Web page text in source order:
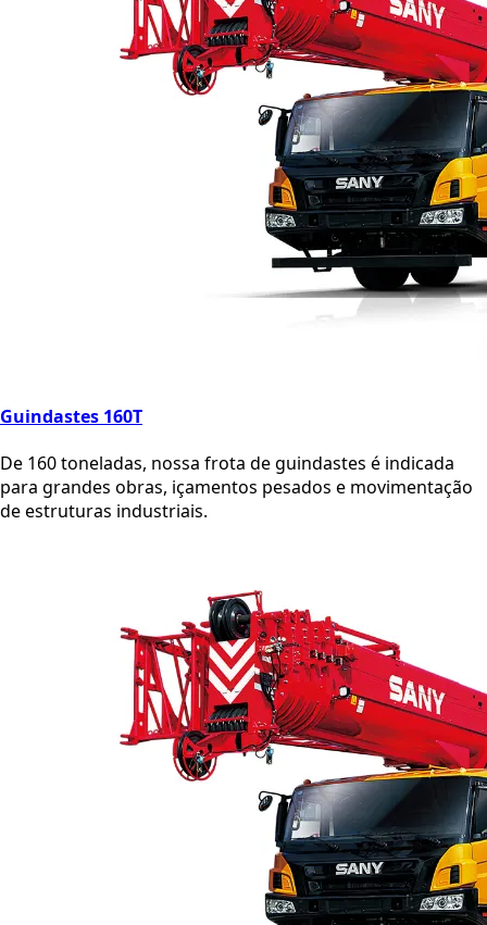
Guindastes 160T
De 160 toneladas, nossa frota de guindastes é indicada
para grandes obras, içamentos pesados e movimentação
de estruturas industriais.